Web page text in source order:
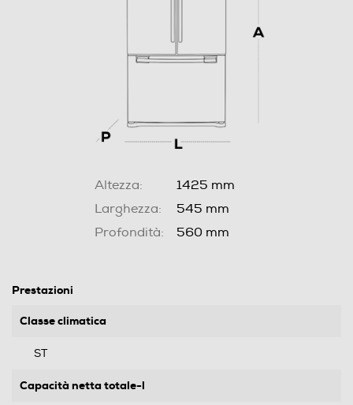
Altezza:
1425 mm
Larghezza:
545 mm
Profondità:
560 mm
Prestazioni
Classe climatica
ST
Capacità netta totale-l